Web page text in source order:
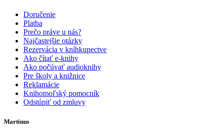
Doručenie
Platba
Prečo práve u nás?
Najčastejšie otázky
Rezervácia v kníhkupectve
Ako čítať e-knihy
Ako počúvať audioknihy
Pre školy a knižnice
Reklamácie
Knihomoľský pomocník
Odstúpiť od zmluvy
Martinus